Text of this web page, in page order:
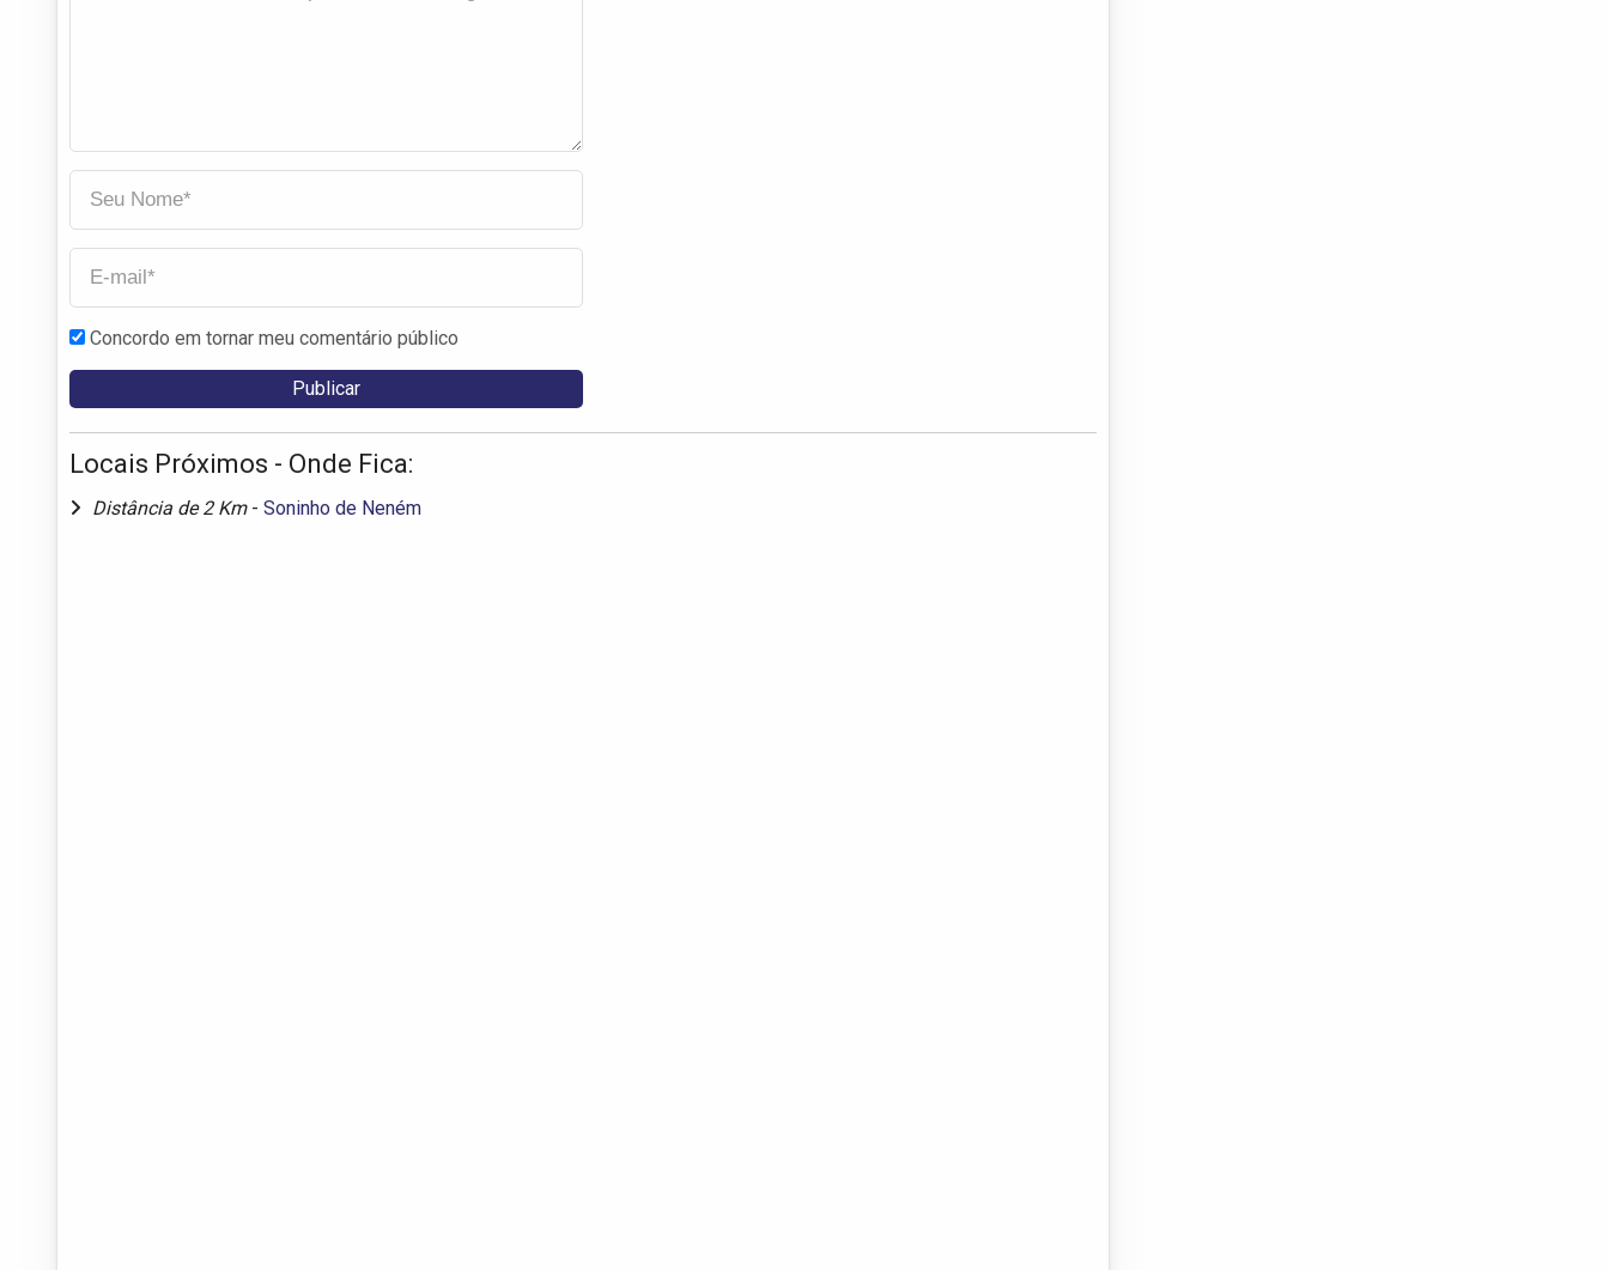
Concordo em tornar meu comentário público
Locais Próximos - Onde Fica:
Distância de 2 Km - Soninho de Neném